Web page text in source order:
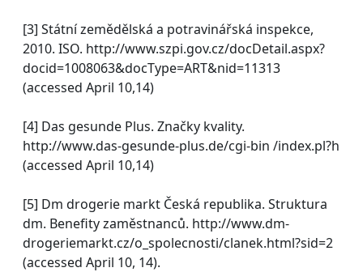
[3] Státní zemědělská a potravinářská inspekce,
2010. ISO. http://www.szpi.gov.cz/docDetail.aspx?
docid=1008063&docType=ART&nid=11313
(accessed April 10,14)
[4] Das gesunde Plus. Značky kvality.
http://www.das-gesunde-plus.de/cgi-bin /index.pl?h
(accessed April 10,14)
[5] Dm drogerie markt Česká republika. Struktura
dm. Benefity zaměstnanců. http://www.dm-
drogeriemarkt.cz/o_spolecnosti/clanek.html?sid=2
(accessed April 10, 14).